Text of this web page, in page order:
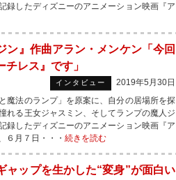
録したディズニーのアニメーション映画『ア
ン』作曲アラン・メンケン「今回
レス』です」
インタビュー
2019年5月30日
魔法のランプ」を原案に、自分の居場所を探
れる王女ジャスミン、そしてランプの魔人ジ
録したディズニーのアニメーション映画『ア
６月７日・・・ 続きを読む
ャップを生かした“変身”が面白い